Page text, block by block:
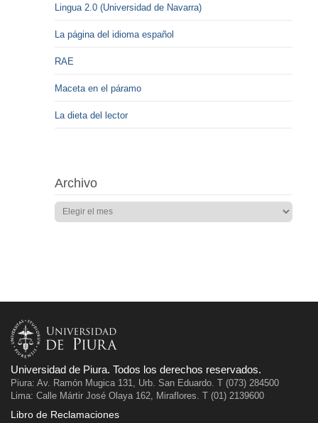
Lingua 2.0 (Universidad de Navarra)
La página del idioma español
RAE
Maceta en el páramo
La dieta del lector
Archivo
Universidad de Piura. Todos los derechos reservados.
Piura: Av. Ramón Mugica 131, Urb. San Eduardo. T (073) 284500
Lima: Calle Mártir José Olaya 162, Miraflores. T (01) 2139600
Libro de Reclamaciones